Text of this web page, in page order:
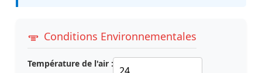
Conditions Environnementales
Température de l'air :